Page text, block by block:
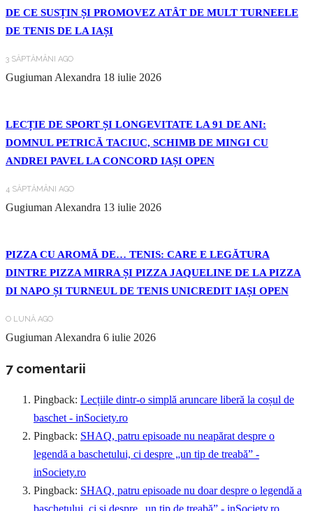
DE CE SUSȚIN ȘI PROMOVEZ ATÂT DE MULT TURNEELE
DE TENIS DE LA IAȘI
3 SĂPTĂMÂNI AGO
Gugiuman Alexandra 18 iulie 2026
LECȚIE DE SPORT ȘI LONGEVITATE LA 91 DE ANI:
DOMNUL PETRICĂ TACIUC, SCHIMB DE MINGI CU
ANDREI PAVEL LA CONCORD IAȘI OPEN
4 SĂPTĂMÂNI AGO
Gugiuman Alexandra 13 iulie 2026
PIZZA CU AROMĂ DE… TENIS: CARE E LEGĂTURA
DINTRE PIZZA MIRRA ȘI PIZZA JAQUELINE DE LA PIZZA
DI NAPO ȘI TURNEUL DE TENIS UNICREDIT IAȘI OPEN
O LUNĂ AGO
Gugiuman Alexandra 6 iulie 2026
7 comentarii
Pingback: Lecțiile dintr-o simplă aruncare liberă la coșul de
baschet - inSociety.ro
Pingback: SHAQ, patru episoade nu neapărat despre o
legendă a baschetului, ci despre „un tip de treabă” -
inSociety.ro
Pingback: SHAQ, patru episoade nu doar despre o legendă a